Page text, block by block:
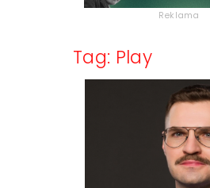
Reklama
Tag: Play